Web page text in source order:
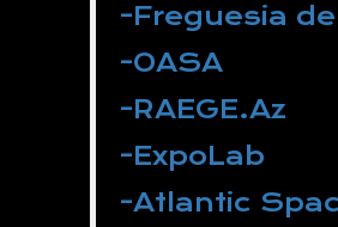
-Freguesia
-OASA
-RAEGE.Az
-ExpoLab
-Atlantic